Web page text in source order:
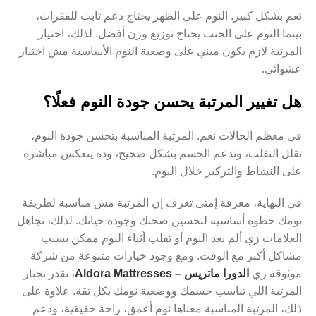
نعم بشكل كبير. النوم على الظهر يحتاج دعم ثابت للفقرات،
بينما النوم على الجنب يحتاج توزيع وزن أفضل. لذلك، اختيار
المرتبة لازم يكون مبني على وضعية النوم الأساسية مش اختيار
عشوائي.
هل تغيير المرتبة يحسن جودة النوم فعلًا؟
في معظم الحالات نعم. المرتبة المناسبة بتحسن جودة النوم،
تقلل التقلب، وتدعم الجسم بشكل صحيح، وده ينعكس مباشرة
على النشاط والتركيز خلال اليوم.
في النهاية، معرفة إمتى تعرف إن المرتبة مش مناسبة لطريقة
نومك خطوة أساسية لتحسين صحتك وجودة حياتك. لذلك، تجاهل
العلامات زي ألم بعد النوم أو تقلب أثناء النوم ممكن يسبب
مشاكل أكبر مع الوقت. ومع وجود خيارات متنوعة من شركة
موثوقة زي الدورا ماتريس – Aldora Mattresses
، تقدر تختار
المرتبة اللي تناسب جسمك ووضعية نومك بكل ثقة. علاوة على
ذلك، المرتبة المناسبة معناها نوم أعمق، راحة حقيقية، ودعم